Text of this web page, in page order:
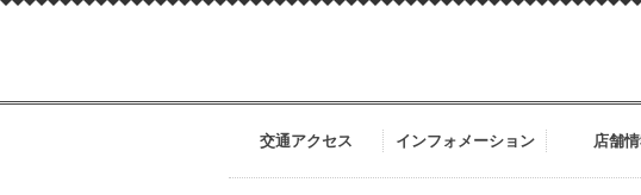
交通アクセス インフォメーション 店舗